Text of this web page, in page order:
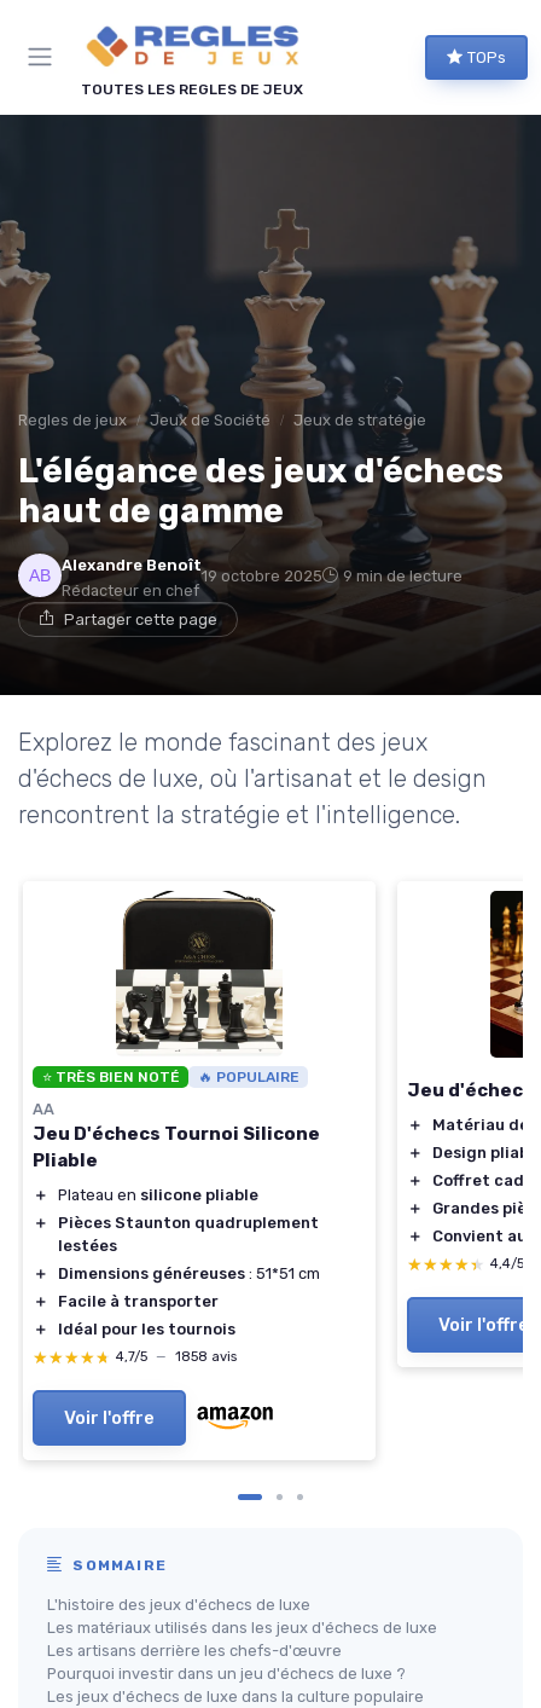
TOUTES LES REGLES DE JEUX
TOPs
Regles de jeux Jeux de Société Jeux de stratégie
L'élégance des jeux d'échecs
haut de gamme
Alexandre Benoît
Rédacteur en chef
19 octobre 2025 9 min de lecture
Partager cette page
Explorez le monde fascinant des jeux
d'échecs de luxe, où l'artisanat et le design
rencontrent la stratégie et l'intelligence.
⭐ TRÈS BIEN NOTÉ 🔥 POPULAIRE
AA
Jeu D'échecs Tournoi Silicone
Pliable
＋ Plateau en silicone pliable
＋
Pièces Staunton quadruplement
lestées
＋
Dimensions généreuses : 51*51 cm
＋
Facile à transporter
＋
Idéal pour les tournois
★★★★★
★★★★★ 4,7/5 — 1858 avis
Voir l'offre
Jeu d'échecs
＋
Matériau de
＋
Design
＋
Coffret
＋
Grandes
＋
Convient
★★★★★
★★★★★ 4,4/5
Voir l'offre
SOMMAIRE
L'histoire des jeux d'échecs de luxe
Les matériaux utilisés dans les jeux d'échecs de luxe
Les artisans derrière les chefs-d'œuvre
Pourquoi investir dans un jeu d'échecs de luxe ?
Les jeux d'échecs de luxe dans la culture populaire